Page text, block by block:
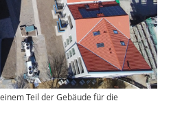
Teil der Gebäude für die